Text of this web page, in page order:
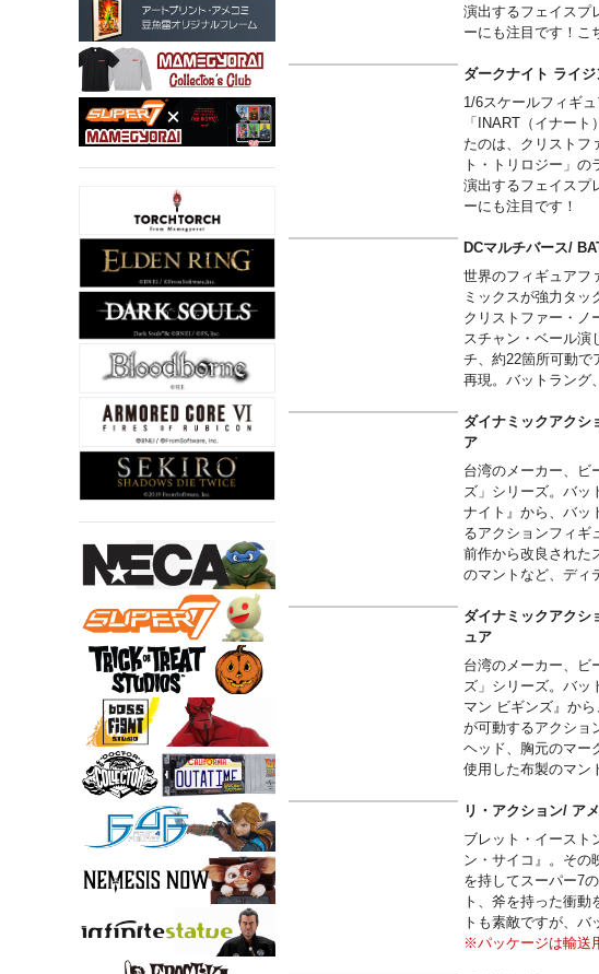
演出するフェイスプ
ーにも注目です！こ
ダークナイト ライ
1/6スケールフィギ
「INART（イナー
たのは、クリストフ
ト・トリロジー」
演出するフェイスプ
ーにも注目です！
DCマルチバース/
世界のフィギュアフ
ミックスが強力タッ
クリストファー・ノ
スチャン・ベール演
チ、約22箇所可動で
再現。バットラング
ダイナミックアクシ
ア
台湾のメーカー、ビ
ズ」シリーズ。バッ
ナイト』から、バッ
るアクションフィギ
前作から改良された
のマントなど、ディ
THE DARK
Entertainment Inc.
ダイナミックアクシ
ュア
台湾のメーカー、ビ
ズ」シリーズ。バッ
マン ビギンズ』か
が可動するアクショ
ヘッド、胸元のマー
使用した布製のマン
BATMAN BEGINS
Entertainment Inc.
リ・アクション/ ア
ブレット・イースト
ン・サイコ』。その
を持してスーパー7
ト、斧を持った衝
トも素敵ですが、バ
※パッケージは輸送